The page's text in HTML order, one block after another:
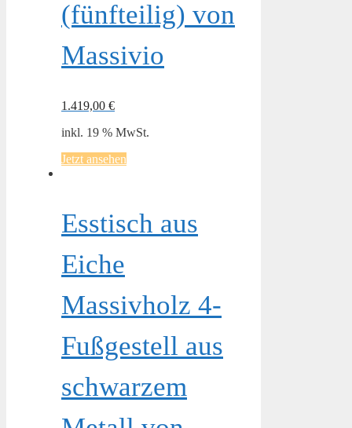
(fünfteilig) von
Massivio
1.419,00 €
inkl. 19 % MwSt.
Jetzt ansehen
Esstisch aus
Eiche
Massivholz 4-
Fußgestell aus
schwarzem